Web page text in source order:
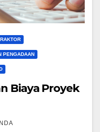
PENGADAAN
Biaya Proyek